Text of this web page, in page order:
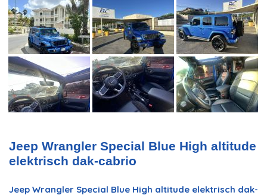
Jeep Wrangler Special Blue High altitude
elektrisch dak-cabrio
Jeep Wrangler Special Blue High altitude elektrisch dak-